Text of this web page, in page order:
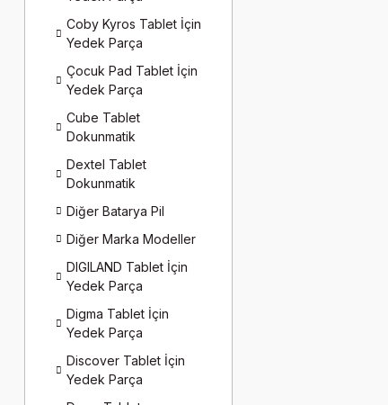
Coby Kyros Tablet İçin
Yedek Parça
Çocuk Pad Tablet İçin
Yedek Parça
Cube Tablet
Dokunmatik
Dextel Tablet
Dokunmatik
Diğer Batarya Pil
Diğer Marka Modeller
DIGILAND Tablet İçin
Yedek Parça
Digma Tablet İçin
Yedek Parça
Discover Tablet İçin
Yedek Parça